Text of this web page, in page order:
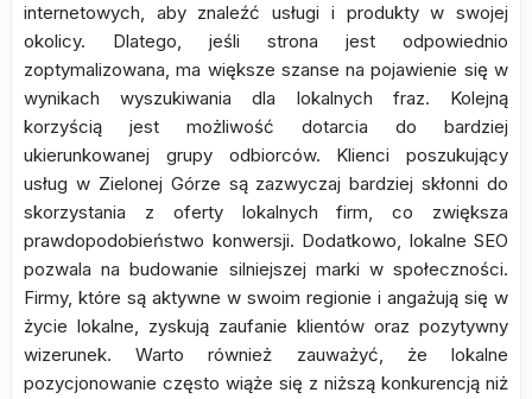
internetowych, aby znaleźć usługi i produkty w swojej
okolicy. Dlatego, jeśli strona jest odpowiednio
zoptymalizowana, ma większe szanse na pojawienie się w
wynikach wyszukiwania dla lokalnych fraz. Kolejną
korzyścią jest możliwość dotarcia do bardziej
ukierunkowanej grupy odbiorców. Klienci poszukujący
usług w Zielonej Górze są zazwyczaj bardziej skłonni do
skorzystania z oferty lokalnych firm, co zwiększa
prawdopodobieństwo konwersji. Dodatkowo, lokalne SEO
pozwala na budowanie silniejszej marki w społeczności.
Firmy, które są aktywne w swoim regionie i angażują się w
życie lokalne, zyskują zaufanie klientów oraz pozytywny
wizerunek. Warto również zauważyć, że lokalne
pozycjonowanie często wiąże się z niższą konkurencją niż